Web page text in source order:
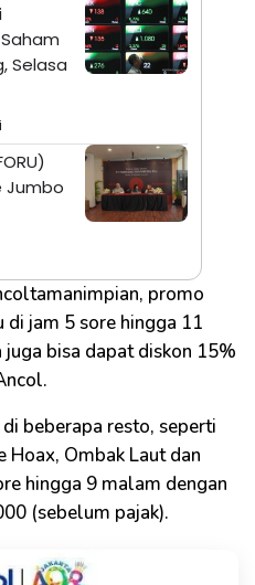
Selasa
Jumbo
promo
jam 5 sore hingga 11
bisa dapat diskon 15%
beberapa resto, seperti
Hoax, Ombak Laut dan
hingga 9 malam dengan
(sebelum pajak).